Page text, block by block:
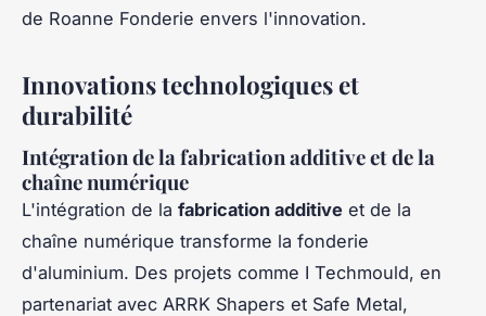
de Roanne Fonderie envers l'innovation.
Innovations technologiques et
durabilité
Intégration de la fabrication additive et de la
chaîne numérique
L'intégration de la fabrication additive et de la
chaîne numérique transforme la fonderie
d'aluminium. Des projets comme I Techmould, en
partenariat avec ARRK Shapers et Safe Metal,